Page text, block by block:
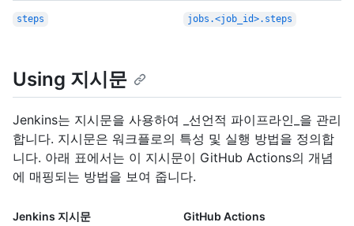
steps jobs.<job_id>.steps
Using 지시문
Jenkins는 지시문을 사용하여 _선언적 파이프라인_을 관리
합니다. 지시문은 워크플로의 특성 및 실행 방법을 정의합
니다. 아래 표에서는 이 지시문이 GitHub Actions의 개념
에 매핑되는 방법을 보여 줍니다.
Jenkins 지시문 GitHub Actions